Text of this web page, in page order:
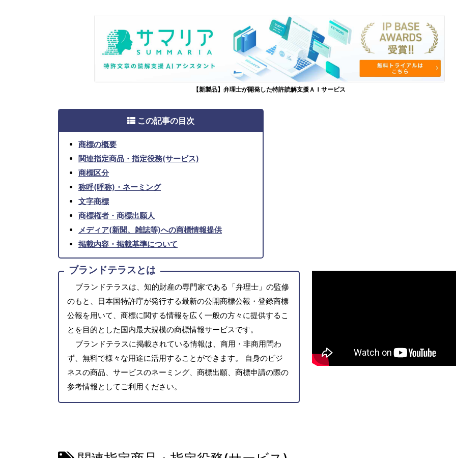
【新製品】弁理士が開発した特許読解支援ＡＩサービス
この記事の目次
商標の概要
関連指定商品・指定役務(サービス)
商標区分
称呼(呼称)・ネーミング
文字商標
商標権者・商標出願人
メディア(新聞、雑誌等)への商標情報提供
掲載内容・掲載基準について
ブランドテラスとは
ブランドテラスは、知的財産の専門家である「弁理士」の監修
のもと、日本国特許庁が発行する最新の公開商標公報・登録商標
公報を用いて、商標に関する情報を広く一般の方々に提供するこ
とを目的とした国内最大規模の商標情報サービスです。
ブランドテラスに掲載されている情報は、商用・非商用問わ
ず、無料で様々な用途に活用することができます。 自身のビジ
ネスの商品、サービスのネーミング、商標出願、商標申請の際の
参考情報としてご利用ください。